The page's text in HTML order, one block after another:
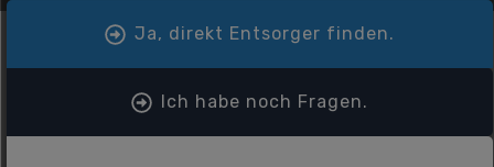
Ja, direkt Entsorger finden.
Ich habe noch Fragen.